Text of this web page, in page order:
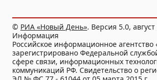
© РИА «Новый День». Версия 5.0,
Информация
Российское информационное
зарегистрировано Федеральной
сфере связи, информационных
коммуникаций РФ. Свидетельство о